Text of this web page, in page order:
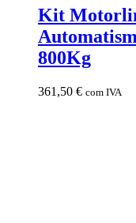
Kit
800Kg
361,50 € com IVA